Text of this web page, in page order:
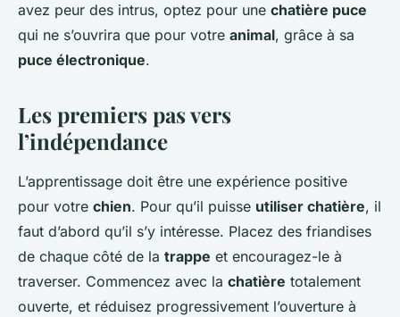
avez peur des intrus, optez pour une chatière puce
qui ne s’ouvrira que pour votre animal, grâce à sa
puce électronique.
Les premiers pas vers
l’indépendance
L’apprentissage doit être une expérience positive
pour votre chien. Pour qu’il puisse utiliser chatière, il
faut d’abord qu’il s’y intéresse. Placez des friandises
de chaque côté de la trappe et encouragez-le à
traverser. Commencez avec la chatière totalement
ouverte, et réduisez progressivement l’ouverture à